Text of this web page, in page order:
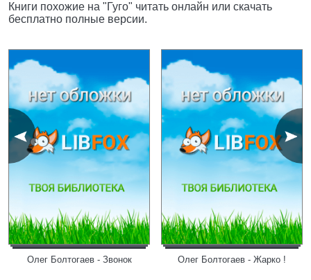
Книги похожие на "Гуго" читать онлайн или скачать
бесплатно полные версии.
Олег Болтогаев - Звонок Олег Болтогаев - Жарко !